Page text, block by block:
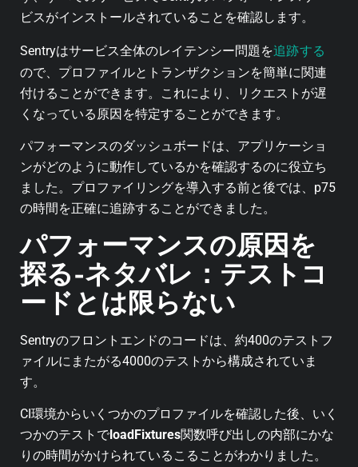
ビスがインストールされていることを確認します。
Sentryはサービス全体のレイテンシー問題を追跡する
ので、プロファイルとトランザクションを簡単に関連
付けることができます。これにより、リクエストが遅
くなっている原因を特定することができます。
パフォーマンスのダッシュボードは、アプリケーショ
ンがどのように動作しているかを確認するのに役立ち
ました。プロファイリングを導入する前と後では、p75
の時間を正確に追跡することができました。
パフォーマンスの原因を
探る-ネタバレ：テストコ
ードとは限らない
Sentryのフロントエンドのコードは、約400のテストフ
ァイルにまたがる4000のテストから構成されていま
す。
CI環境からいくつかのプロファイルを確認した後、いく
つかのテストでloadFixtures関数呼び出しの内部にかな
りの時間がかけられているこることがわかりました。